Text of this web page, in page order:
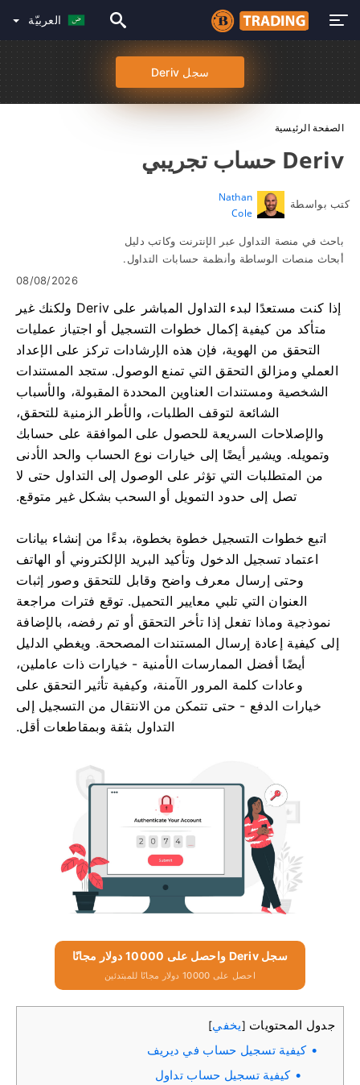
العربيّة
سجل Deriv
الصفحة الرئيسية
Deriv حساب تجريبي
كتب بواسطة
Nathan
Cole
باحث في منصة التداول عبر الإنترنت وكاتب دليل
أبحاث منصات الوساطة وأنظمة حسابات التداول.
08/08/2026
إذا كنت مستعدًا لبدء التداول المباشر على Deriv ولكنك غير
متأكد من كيفية إكمال خطوات التسجيل أو اجتياز عمليات
التحقق من الهوية، فإن هذه الإرشادات تركز على الإعداد
العملي ومزالق التحقق التي تمنع الوصول. ستجد المستندات
الشخصية ومستندات العناوين المحددة المقبولة، والأسباب
الشائعة لتوقف الطلبات، والأطر الزمنية للتحقق،
والإصلاحات السريعة للحصول على الموافقة على حسابك
وتمويله. ويشير أيضًا إلى خيارات نوع الحساب والحد الأدنى
من المتطلبات التي تؤثر على الوصول إلى التداول حتى لا
تصل إلى حدود التمويل أو السحب بشكل غير متوقع.
اتبع خطوات التسجيل خطوة بخطوة، بدءًا من إنشاء بيانات
اعتماد تسجيل الدخول وتأكيد البريد الإلكتروني أو الهاتف
وحتى إرسال معرف واضح وقابل للتحقق وصور إثبات
العنوان التي تلبي معايير التحميل. توقع فترات مراجعة
نموذجية وماذا تفعل إذا تأخر التحقق أو تم رفضه، بالإضافة
إلى كيفية إعادة إرسال المستندات المصححة. ويغطي الدليل
أيضًا أفضل الممارسات الأمنية - خيارات ذات عاملين،
وعادات كلمة المرور الآمنة، وكيفية تأثير التحقق على
خيارات الدفع - حتى تتمكن من الانتقال من التسجيل إلى
التداول بثقة وبمقاطعات أقل.
سجل Deriv واحصل على 10000 دولار مجانًا
احصل على 10000 دولار مجانًا للمبتدئين
جدول المحتويات [يخفي]
كيفية تسجيل حساب في ديريف
كيفية تسجيل حساب تداول